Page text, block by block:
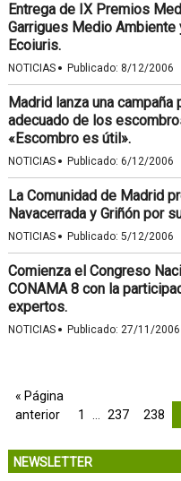
Entrega de IX Premios
Garrigues Medio Ambiente
Ecoiuris.
NOTICIAS · Publicado: 8/12/2006
Madrid lanza una
adecuado de los
«Escombro es útil».
NOTICIAS · Publicado: 6/12/2006
La Comunidad de Madrid
Navacerrada y Griñón por
NOTICIAS · Publicado: 5/12/2006
Comienza el Congreso
CONAMA 8 con la
expertos.
NOTICIAS · Publicado: 27/11/2006
« Página
anterior
1 237 238
NEWSLETTER